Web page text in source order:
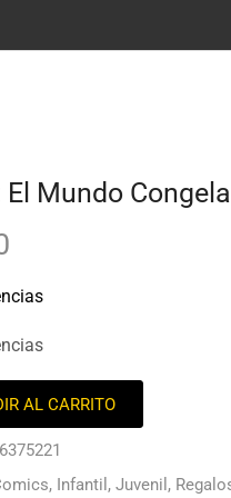
El Mundo
AL CARRITO
, Infantil , Juvenil ,